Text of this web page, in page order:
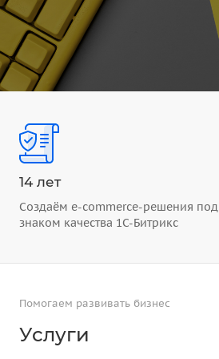
14 лет
Создаём e-commerce-решения под
знаком качества 1С-Битрикс
Помогаем развивать бизнес
Услуги